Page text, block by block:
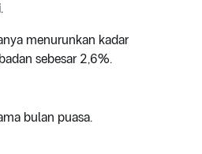
menurunkan kadar
sebesar 2,6%.
bulan puasa.